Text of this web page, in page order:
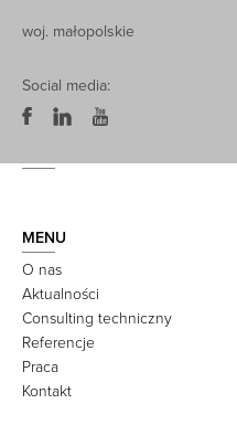
woj. małopolskie
Social media:
MENU
O nas
Aktualności
Consulting techniczny
Referencje
Praca
Kontakt